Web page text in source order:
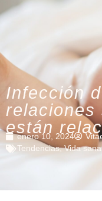
Infección
relaciones
están
enero 10, 2024
Tendencias,Vida sana